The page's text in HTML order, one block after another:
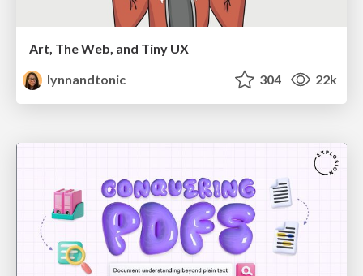
Art, The Web, and Tiny UX
lynnandtonic
304 22k